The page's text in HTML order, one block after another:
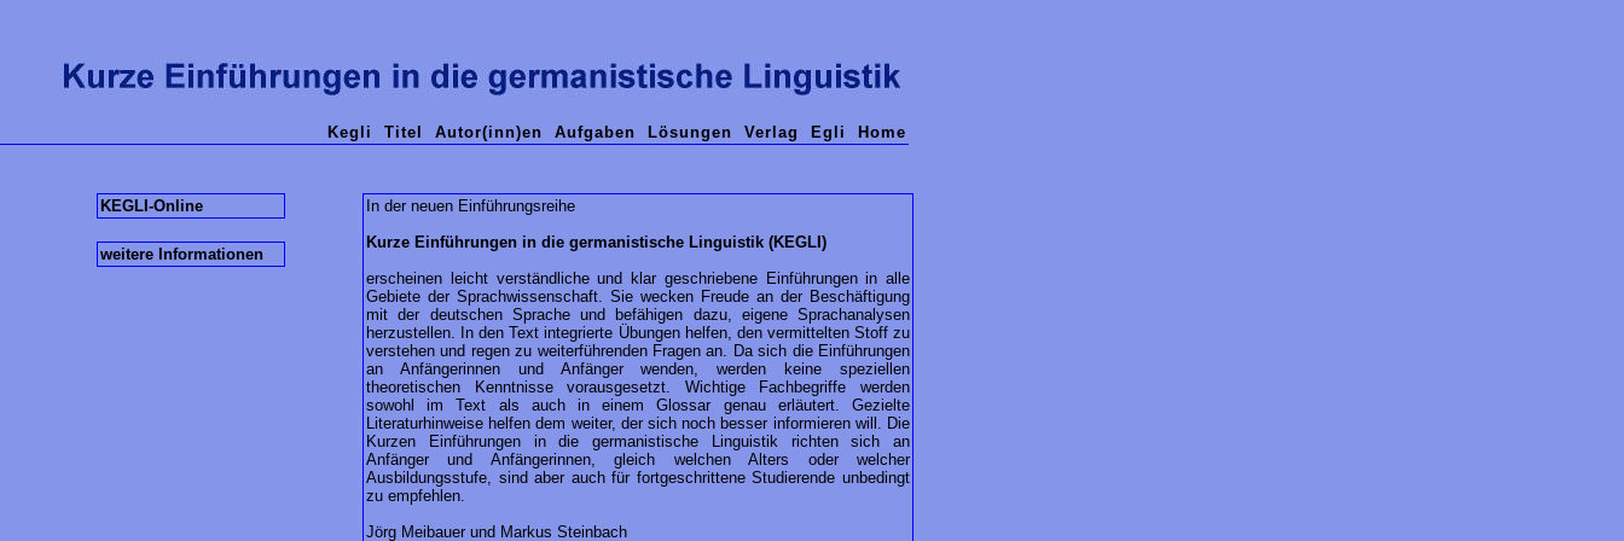
Kegli Titel Autor(inn)en Aufgaben Lösungen Verlag Egli Home
KEGLI-Online
weitere Informationen
In der neuen Einführungsreihe
Kurze Einführungen in die germanistische Linguistik (KEGLI)
erscheinen leicht verständliche und klar geschriebene Einführungen in alle
Gebiete der Sprachwissenschaft. Sie wecken Freude an der Beschäftigung
mit der deutschen Sprache und befähigen dazu, eigene Sprachanalysen
herzustellen. In den Text integrierte Übungen helfen, den vermittelten Stoff zu
verstehen und regen zu weiterführenden Fragen an. Da sich die Einführungen
an Anfängerinnen und Anfänger wenden, werden keine speziellen
theoretischen Kenntnisse vorausgesetzt. Wichtige Fachbegriffe werden
sowohl im Text als auch in einem Glossar genau erläutert. Gezielte
Literaturhinweise helfen dem weiter, der sich noch besser informieren will. Die
Kurzen Einführungen in die germanistische Linguistik richten sich an
Anfänger und Anfängerinnen, gleich welchen Alters oder welcher
Ausbildungsstufe, sind aber auch für fortgeschrittene Studierende unbedingt
zu empfehlen.
Jörg Meibauer und Markus Steinbach